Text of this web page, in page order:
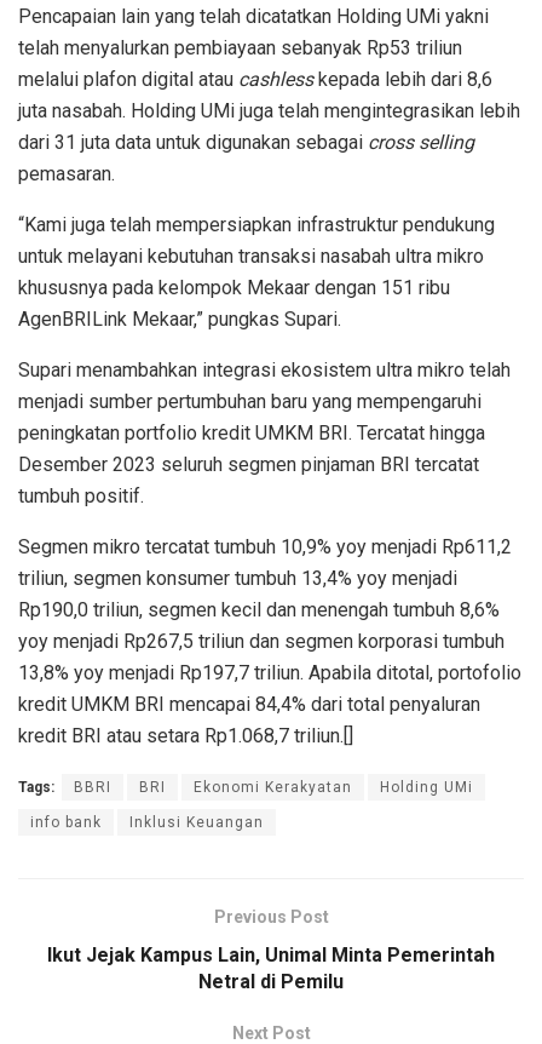
Pencapaian lain yang telah dicatatkan Holding UMi yakni
telah menyalurkan pembiayaan sebanyak Rp53 triliun
melalui plafon digital atau cashlesskepada lebih dari 8,6
juta nasabah. Holding UMi juga telah mengintegrasikan lebih
dari 31 juta data untuk digunakan sebagai cross selling
pemasaran.
“Kami juga telah mempersiapkan infrastruktur pendukung
untuk melayani kebutuhan transaksi nasabah ultra mikro
khususnya pada kelompok Mekaar dengan 151 ribu
AgenBRILink Mekaar,” pungkas Supari.
Supari menambahkan integrasi ekosistem ultra mikro telah
menjadi sumber pertumbuhan baru yang mempengaruhi
peningkatan portfolio kredit UMKM BRI. Tercatat hingga
Desember 2023 seluruh segmen pinjaman BRI tercatat
tumbuh positif.
Segmen mikro tercatat tumbuh 10,9% yoy menjadi Rp611,2
triliun, segmen konsumer tumbuh 13,4% yoy menjadi
Rp190,0 triliun, segmen kecil dan menengah tumbuh 8,6%
yoy menjadi Rp267,5 triliun dan segmen korporasi tumbuh
13,8% yoy menjadi Rp197,7 triliun. Apabila ditotal, portofolio
kredit UMKM BRI mencapai 84,4% dari total penyaluran
kredit BRI atau setara Rp1.068,7 triliun.[]
Tags: BBRI BRI Ekonomi Kerakyatan Holding UMi
info bank Inklusi Keuangan
Previous Post
Ikut Jejak Kampus Lain, Unimal Minta Pemerintah
Netral di Pemilu
Next Post